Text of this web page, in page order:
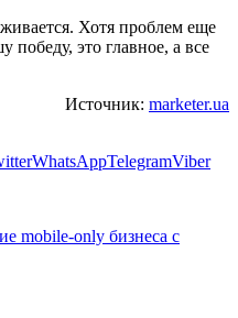
Хотя проблем еще
это главное, а все
Источник: marketer.ua
WhatsAppTelegramViber
mobile-only бизнеса с